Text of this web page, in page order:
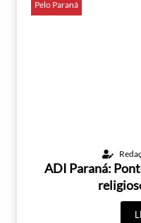
Pelo Paraná
ADI Paraná: